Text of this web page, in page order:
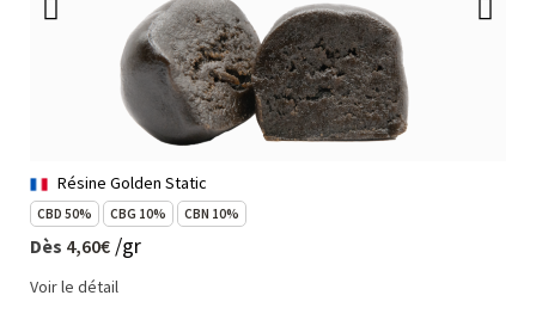
Résine Golden Static
CBD 50% CBG 10% CBN 10%
Dès 4,60€ /gr
Voir le détail